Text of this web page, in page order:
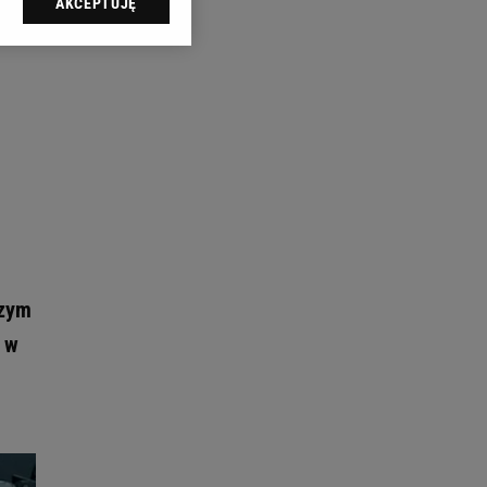
sp. z o.o., jej
swoje preferencje
celów identyfikacji.
reklam i treści,